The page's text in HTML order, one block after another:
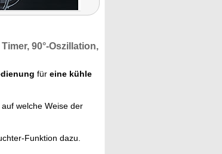
Timer, 90°-Oszillation,
für eine kühle
welche Weise der
Funktion dazu.